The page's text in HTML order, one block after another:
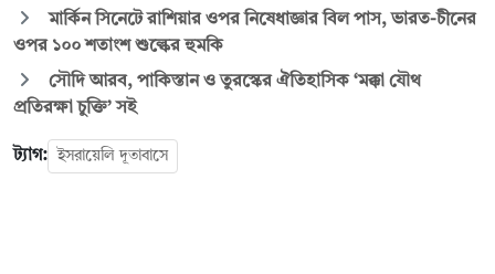
মার্কিন সিনেটে রাশিয়ার ওপর নিষেধাজ্ঞার বিল পাস, ভারত-চীনের
ওপর ১০০ শতাংশ শুল্কের হুমকি
সৌদি আরব, পাকিস্তান ও তুরস্কের ঐতিহাসিক ‘মক্কা যৌথ
প্রতিরক্ষা চুক্তি’ সই
ট্যাগ: ইসরায়েলি দূতাবাসে